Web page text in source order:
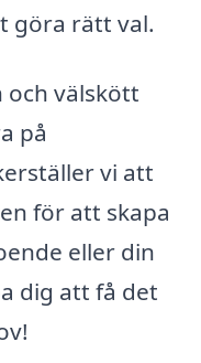
göra rätt val.
och välskött
på
vi att
för att skapa
eller din
dig att få det